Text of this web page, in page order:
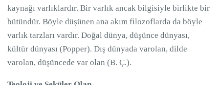
kaynağı varlıklardır. Bir varlık ancak bilgisiyle birlikte bir
bütündür. Böyle düşünen ana akım filozoflarda da böyle
varlık tarzları vardır. Doğal dünya, düşünce dünyası,
kültür dünyası (Popper). Dış dünyada varolan, dilde
varolan, düşüncede var olan (B. Ç.).